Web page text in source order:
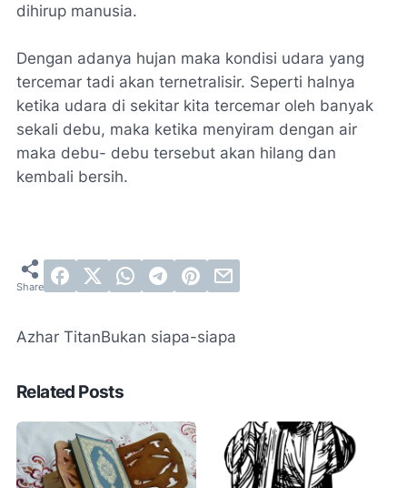
dihirup manusia.
Dengan adanya hujan maka kondisi udara yang
tercemar tadi akan ternetralisir. Seperti halnya
ketika udara di sekitar kita tercemar oleh banyak
sekali debu, maka ketika menyiram dengan air
maka debu- debu tersebut akan hilang dan
kembali bersih.
Azhar TitanBukan siapa-siapa
Related Posts